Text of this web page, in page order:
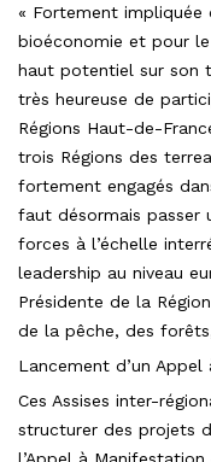
« Fortement impliquée
bioéconomie et pour
haut potentiel sur son
très heureuse de
Régions Haut-de-
trois Régions des
fortement engagés
faut désormais passer
forces à l’échelle
leadership au niveau
Présidente de la
de la pêche, des
Lancement d’un
Ces Assises inter-
structurer des projets